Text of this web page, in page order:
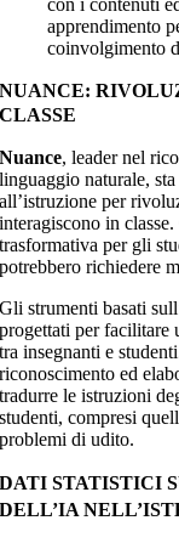
con i contenuti
apprendimento
coinvolgimento
NUANCE:
CLASSE
Nuance, leader nel
linguaggio naturale,
all’istruzione per
interagiscono in
trasformativa per gli
potrebbero richiedere
Gli strumenti basati
progettati per facilitare
tra insegnanti e
riconoscimento ed
tradurre le istruzioni
studenti, compresi
problemi di udito.
DATI STATISTICI
DELL’IA